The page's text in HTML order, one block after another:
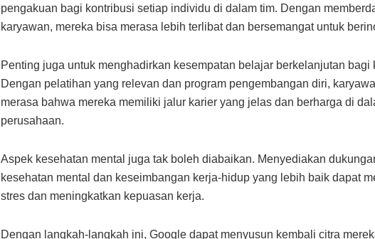
pengakuan bagi kontribusi setiap individu di dalam tim. Dengan
karyawan, mereka bisa merasa lebih terlibat dan bersemangat untuk
Penting juga untuk menghadirkan kesempatan belajar berkelanjutan bagi
Dengan pelatihan yang relevan dan program pengembangan diri,
merasa bahwa mereka memiliki jalur karier yang jelas dan berharga di
perusahaan.
Aspek kesehatan mental juga tak boleh diabaikan. Menyediakan
kesehatan mental dan keseimbangan kerja-hidup yang lebih baik dapat
stres dan meningkatkan kepuasan kerja.
Dengan langkah-langkah ini, Google dapat menyusun kembali citra